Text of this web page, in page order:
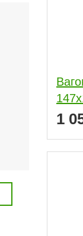
1